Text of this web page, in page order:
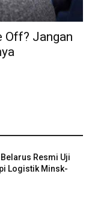
Off? Jangan
Resmi Uji
Logistik Minsk-